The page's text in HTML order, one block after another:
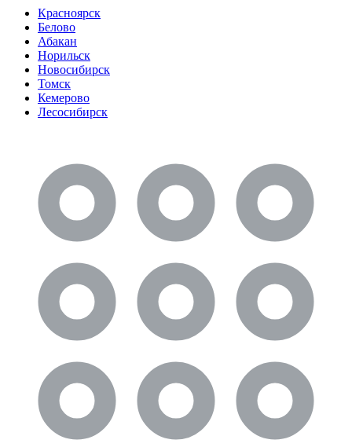
Красноярск
Белово
Абакан
Норильск
Новосибирск
Томск
Кемерово
Лесосибирск